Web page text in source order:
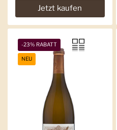
Jetzt kaufen
-23% RABATT
NEU